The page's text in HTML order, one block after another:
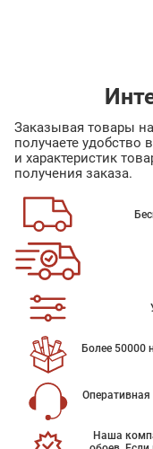
Заказывая товары
получаете удобство
и характеристик
получения заказа.
Более 50000
Наша